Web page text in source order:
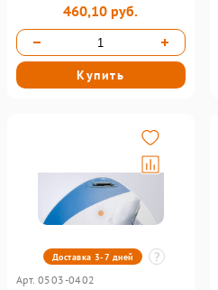
460,10 руб.
Купить
Доставка 3-7 дней
Арт. 0503-0402